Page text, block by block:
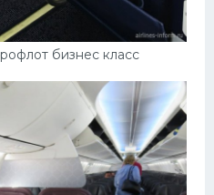
бизнес класс